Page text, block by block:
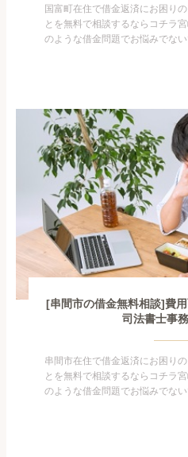
国富町在住で借金返済にお困り
とを無料で相談するならコチラ
のような借金問題でお悩みでな
られたくない・借金の催促、取
がありま...
[串間市の借金無料相談]費
司法書士事
串間市在住で借金返済にお困り
とを無料で相談するならコチラ
のような借金問題でお悩みでな
られたくない・借金の催促、取